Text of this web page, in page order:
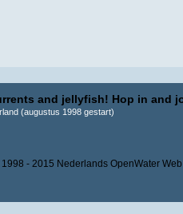
and jellyfish! Hop in and
(augustus 1998 gestart)
1998 - 2015 Nederlands OpenWater